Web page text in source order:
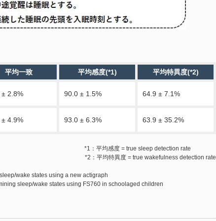
平均一致 平均感度(*1) 平均特異度(*2)
2.8% 90.0 ± 1.5% 64.9 ± 7.1%
4.9% 93.0 ± 6.3% 63.9 ± 35.2%
*1：平均感度 = true sleep detection rate
*2：平均特異度 = true wakefulness detection rate
wake states using a new actigraph
sleep/wake states using FS760 in schoolaged children